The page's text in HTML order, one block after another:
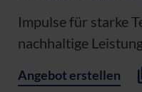
Impulse für starke
nachhaltige
Angebot erstellen